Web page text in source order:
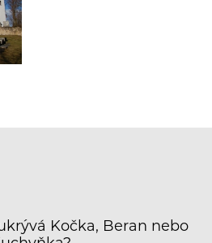
Kočka, Beran nebo